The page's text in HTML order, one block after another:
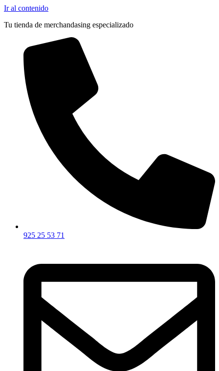
Ir al contenido
Tu tienda de merchandasing especializado
925 25 53 71